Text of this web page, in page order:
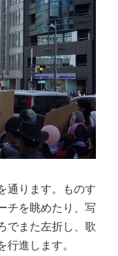
通ります。ものす
チを眺めたり、写
でまた左折し、歌
行進します。